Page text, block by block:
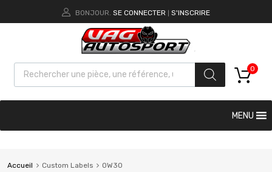
BONJOUR. SE CONNECTER S'INSCRIRE
0
MENU
Accueil Custom Labels 0W30